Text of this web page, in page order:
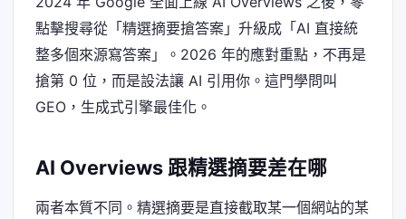
點擊搜尋從「精選摘要搶答案」升級成「AI 直接統
整多個來源寫答案」。2026 年的應對重點，不再是
搶第 0 位，而是設法讓 AI 引用你。這門學問叫
GEO，生成式引擎最佳化。
AI Overviews 跟精選摘要差在哪
兩者本質不同。精選摘要是直接截取某一個網站的某